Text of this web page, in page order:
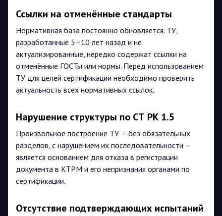
Ссылки на отменённые стандарты
Нормативная база постоянно обновляется. ТУ,
разработанные 5–10 лет назад и не
актуализированные, нередко содержат ссылки на
отменённые ГОСТы или нормы. Перед использованием
ТУ для целей сертификации необходимо проверить
актуальность всех нормативных ссылок.
Нарушение структуры по СТ РК 1.5
Произвольное построение ТУ — без обязательных
разделов, с нарушением их последовательности —
является основанием для отказа в регистрации
документа в КТРМ и его непризнания органами по
сертификации.
Отсутствие подтверждающих испытаний